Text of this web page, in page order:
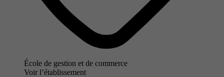
École de gestion et de commerce
Voir l’établissement